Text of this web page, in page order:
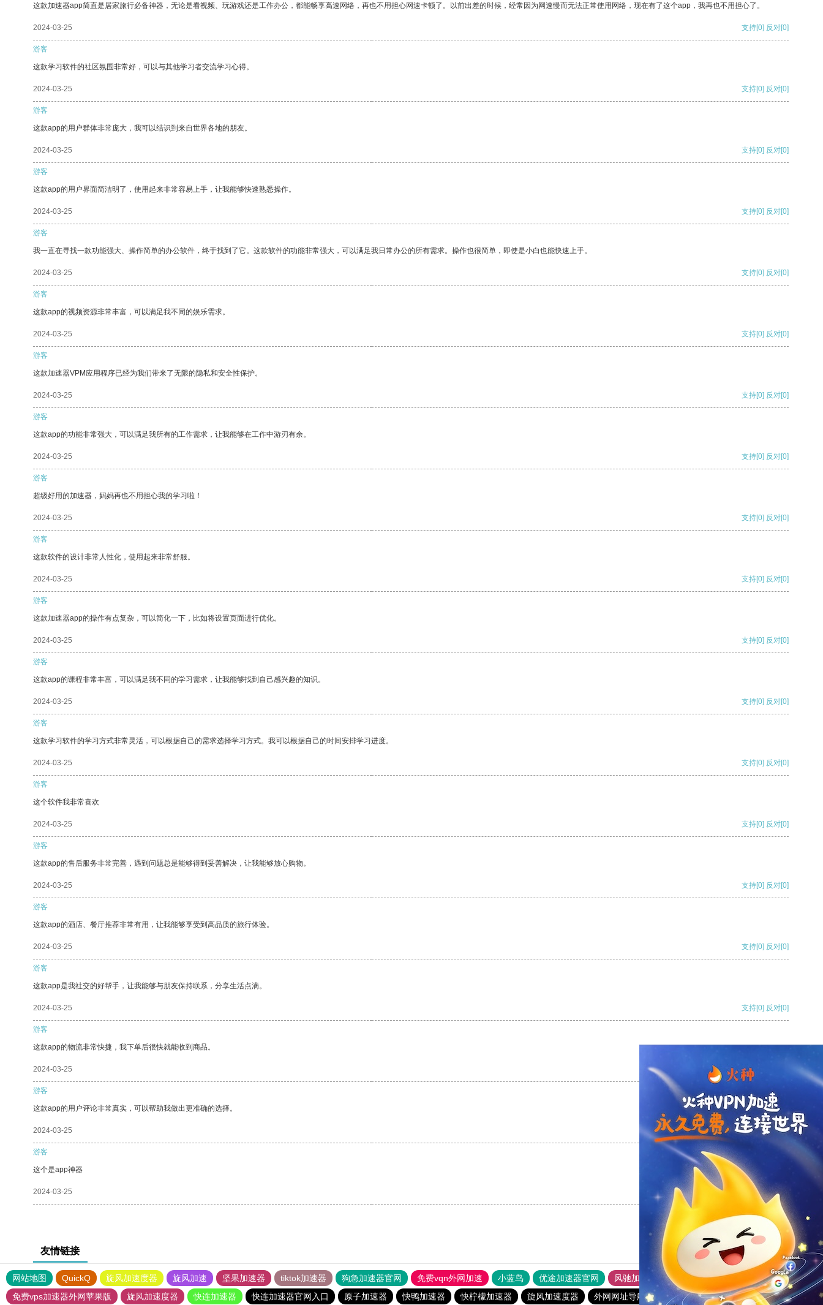
这款加速器app简直是居家旅行必备神器，无论是看视频、玩游戏还是工作办公，都能畅享高速网络，再也不用担心网速卡顿了。以前出差的时候，经常因为网速慢而无法正常使用网络，现在有了这个app，我再也不用担心了。
2024-03-25 支持[0] 反对[0]
游客
这款学习软件的社区氛围非常好，可以与其他学习者交流学习心得。
2024-03-25 支持[0] 反对[0]
游客
这款app的用户群体非常庞大，我可以结识到来自世界各地的朋友。
2024-03-25 支持[0] 反对[0]
游客
这款app的用户界面简洁明了，使用起来非常容易上手，让我能够快速熟悉操作。
2024-03-25 支持[0] 反对[0]
游客
我一直在寻找一款功能强大、操作简单的办公软件，终于找到了它。这款软件的功能非常强大，可以满足我日常办公的所有需求。操作也很简单，即使是小白也能快速上手。
2024-03-25 支持[0] 反对[0]
游客
这款app的视频资源非常丰富，可以满足我不同的娱乐需求。
2024-03-25 支持[0] 反对[0]
游客
这款加速器VPM应用程序已经为我们带来了无限的隐私和安全性保护。
2024-03-25 支持[0] 反对[0]
游客
这款app的功能非常强大，可以满足我所有的工作需求，让我能够在工作中游刃有余。
2024-03-25 支持[0] 反对[0]
游客
超级好用的加速器，妈妈再也不用担心我的学习啦！
2024-03-25 支持[0] 反对[0]
游客
这款软件的设计非常人性化，使用起来非常舒服。
2024-03-25 支持[0] 反对[0]
游客
这款加速器app的操作有点复杂，可以简化一下，比如将设置页面进行优化。
2024-03-25 支持[0] 反对[0]
游客
这款app的课程非常丰富，可以满足我不同的学习需求，让我能够找到自己感兴趣的知识。
2024-03-25 支持[0] 反对[0]
游客
这款学习软件的学习方式非常灵活，可以根据自己的需求选择学习方式。我可以根据自己的时间安排学习进度。
2024-03-25 支持[0] 反对[0]
游客
这个软件我非常喜欢
2024-03-25 支持[0] 反对[0]
游客
这款app的售后服务非常完善，遇到问题总是能够得到妥善解决，让我能够放心购物。
2024-03-25 支持[0] 反对[0]
游客
这款app的酒店、餐厅推荐非常有用，让我能够享受到高品质的旅行体验。
2024-03-25 支持[0] 反对[0]
游客
这款app是我社交的好帮手，让我能够与朋友保持联系，分享生活点滴。
2024-03-25 支持[0] 反对[0]
游客
这款app的物流非常快捷，我下单后很快就能收到商品。
2024-03-25 支持
游客
这款app的用户评论非常真实，可以帮助我做出更准确的选择。
2024-03-25 支持[0] 反对[0]
游客
这个是app神器
2024-03-25 支持[0] 反对[0]
友情链接
网站地图 QuickQ 旋风加速度器 旋风加速 坚果加速器 tiktok加速器 狗急加速器官网 免费vqn外网加速 小蓝鸟 优途加速器官网 风驰加速器
旋风加速器
免费vps加速器外网苹果版
旋风加速度器 快连加速器 快连加速器官网入口 原子加速器 快鸭加速器 快柠檬加速器 旋风加速度器 外网网址导航 软件中心 青柠加速器